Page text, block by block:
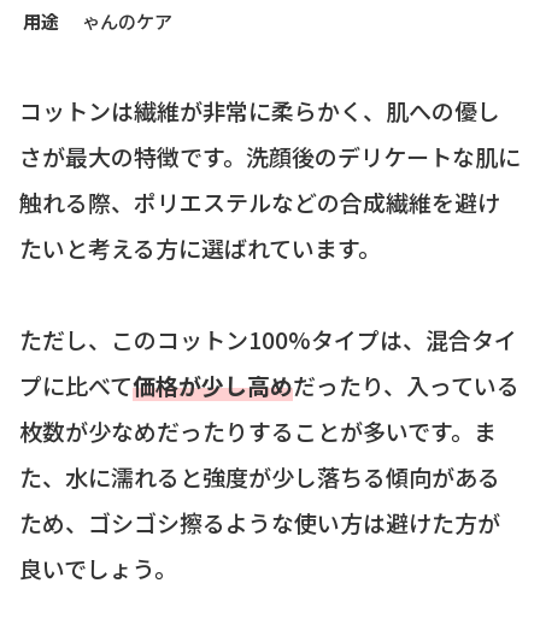
用途
ゃんのケア
コットンは繊維が非常に柔らかく、肌への優し
さが最大の特徴です。洗顔後のデリケートな肌に
触れる際、ポリエステルなどの合成繊維を避け
たいと考える方に選ばれています。
ただし、このコットン100%タイプは、混合タイ
プに比べて価格が少し高めだったり、入っている
枚数が少なめだったりすることが多いです。ま
た、水に濡れると強度が少し落ちる傾向がある
ため、ゴシゴシ擦るような使い方は避けた方が
良いでしょう。